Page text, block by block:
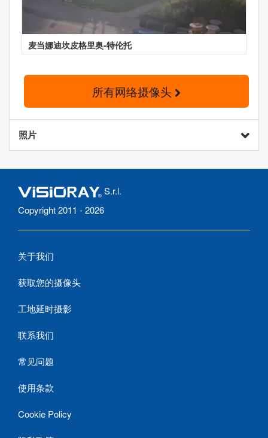
麦当娜迪坎皮格里奥-特伦托
所有网络摄像头
照片
S.r.l.
Copyright 2011 - 2026
关于我们
获取您的摄像头
工地延时摄影
联系我们
常见问题
使用条款
Cookie Policy